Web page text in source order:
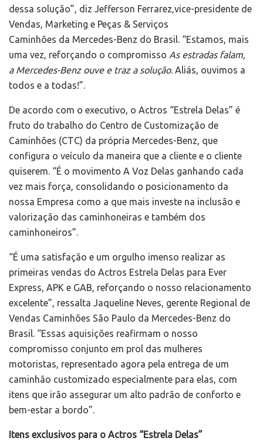
dessa solução”, diz Jefferson Ferrarez,vice-presidente de
Vendas, Marketing e Peças & Serviços
Caminhões da Mercedes-Benz do Brasil. “Estamos, mais
uma vez, reforçando o compromisso As estradas falam,
a Mercedes-Benz ouve e traz a solução. Aliás, ouvimos a
todos e a todas!”.
De acordo com o executivo, o Actros “Estrela Delas” é
fruto do trabalho do Centro de Customização de
Caminhões (CTC) da própria Mercedes-Benz, que
configura o veículo da maneira que a cliente e o cliente
quiserem. “É o movimento A Voz Delas ganhando cada
vez mais força, consolidando o posicionamento da
nossa Empresa como a que mais investe na inclusão e
valorização das caminhoneiras e também dos
caminhoneiros”.
“É uma satisfação e um orgulho imenso realizar as
primeiras vendas do Actros Estrela Delas para Ever
Express, APK e GAB, reforçando o nosso relacionamento
excelente”, ressalta Jaqueline Neves, gerente Regional de
Vendas Caminhões São Paulo da Mercedes-Benz do
Brasil. “Essas aquisições reafirmam o nosso
compromisso conjunto em prol das mulheres
motoristas, representado agora pela entrega de um
caminhão customizado especialmente para elas, com
itens que irão assegurar um alto padrão de conforto e
bem-estar a bordo”.
Itens exclusivos para o Actros “Estrela Delas”